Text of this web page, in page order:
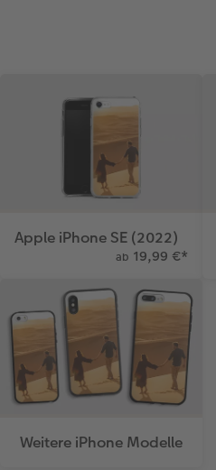
Apple iPhone SE (2022)
ab 19,99 €*
Weitere iPhone Modelle